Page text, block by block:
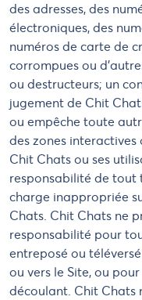
des adresses, des
électroniques, des
numéros de carte de
corrompues ou
ou destructeurs; un
jugement de Chit
ou empêche toute
des zones interactives
Chit Chats ou ses
responsabilité de tout
charge inappropriée
Chats. Chit Chats ne
responsabilité pour
entreposé ou
ou vers le Site, ou
découlant. Chit Chats